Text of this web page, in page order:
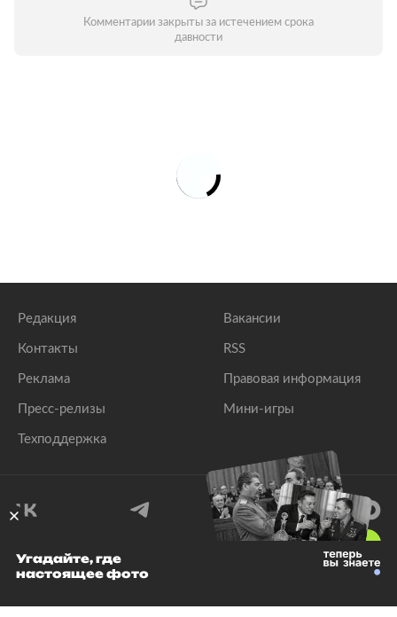
Комментарии закрыты за истечением срока
давности
Редакция
Контакты
Реклама
Пресс-релизы
Техподдержка
Вакансии
RSS
Правовая информация
Мини-игры
© 1999–2026 Все права защищены.
Угадайте, где
настоящее фото